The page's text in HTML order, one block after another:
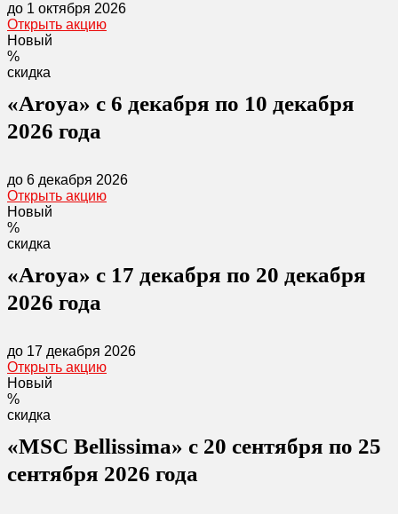
до 1 октября 2026
Открыть акцию
Новый
%
скидка
«Aroya» с 6 декабря по 10 декабря
2026 года
до 6 декабря 2026
Открыть акцию
Новый
%
скидка
«Aroya» с 17 декабря по 20 декабря
2026 года
до 17 декабря 2026
Открыть акцию
Новый
%
скидка
«MSC Bellissima» с 20 сентября по 25
сентября 2026 года